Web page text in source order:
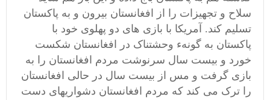
سلاح و تجهیزات را از افغانستان بیرون و به پاکستان
تسلیم کند. آمریکا با بازی های دو پهلوی خود با
پاکستان به گونهء وحشتناک در افغانستان شکست
خورد و بیست سال سرنوشت مردم افغانستان را به
بازی گرفت و مس از بیست سال در حالی افغانستان
را ترک می کند که مردم افغانستان دشواریهای دست